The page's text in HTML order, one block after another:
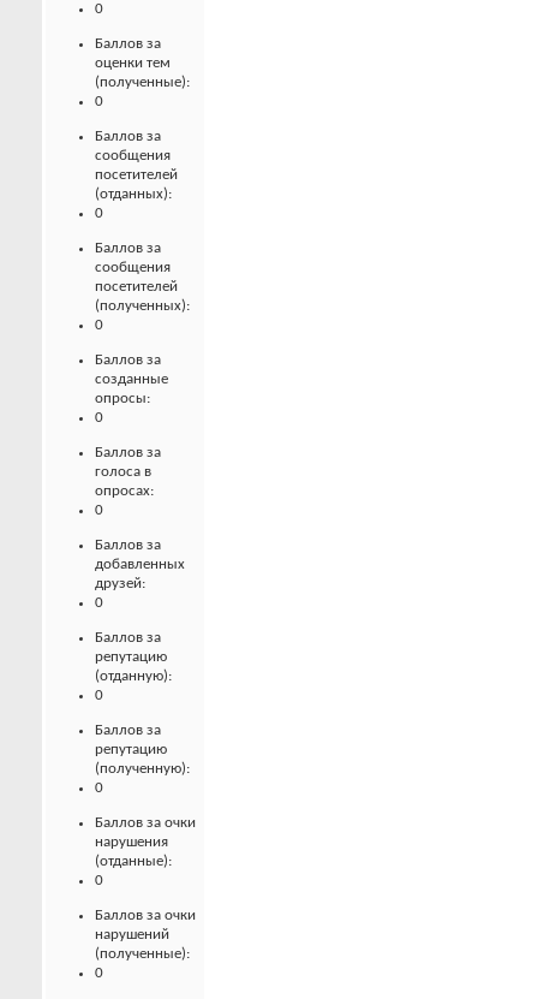
0
Баллов за
оценки тем
(полученные):
0
Баллов за
сообщения
посетителей
(отданных):
0
Баллов за
сообщения
посетителей
(полученных):
0
Баллов за
созданные
опросы:
0
Баллов за
голоса в
опросах:
0
Баллов за
добавленных
друзей:
0
Баллов за
репутацию
(отданную):
0
Баллов за
репутацию
(полученную):
0
Баллов за очки
нарушения
(отданные):
0
Баллов за очки
нарушений
(полученные):
0